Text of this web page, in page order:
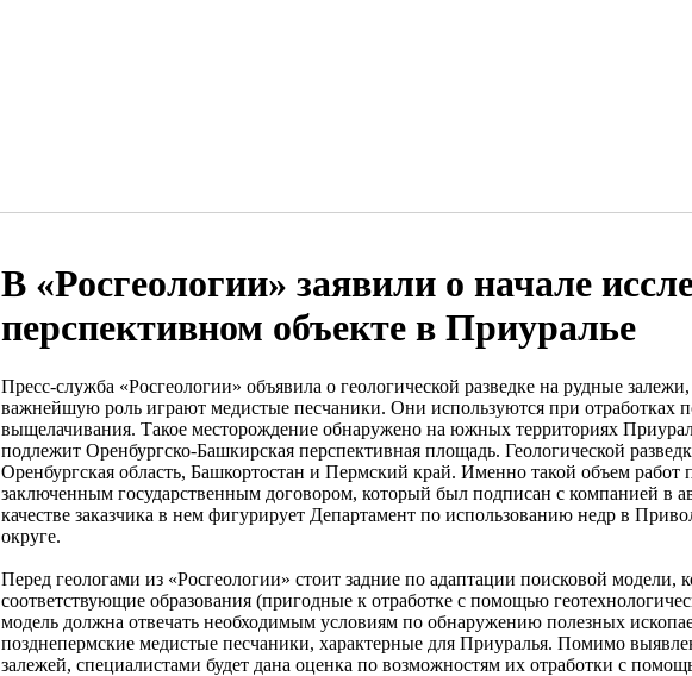
В «Росгеологии» заявили о начале
перспективном объекте в Приуралье
Пресс-служба «Росгеологии» объявила о геологической разведке на рудные
важнейшую роль играют медистые песчаники. Они используются при отработках
выщелачивания. Такое месторождение обнаружено на южных территориях
подлежит Оренбургско-Башкирская перспективная площадь. Геологической
Оренбургская область, Башкортостан и Пермский край. Именно такой объем работ
заключенным государственным договором, который был подписан с компанией в
качестве заказчика в нем фигурирует Департамент по использованию недр в
округе.
Перед геологами из «Росгеологии» стоит задние по адаптации поисковой модели,
соответствующие образования (пригодные к отработке с помощью
модель должна отвечать необходимым условиям по обнаружению полезных
позднепермские медистые песчаники, характерные для Приуралья. Помимо
залежей, специалистами будет дана оценка по возможностям их отработки с